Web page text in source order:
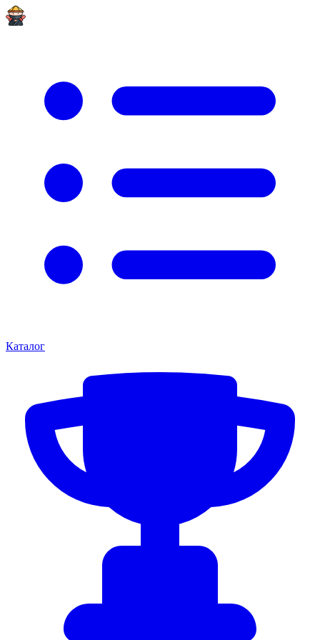
Каталог